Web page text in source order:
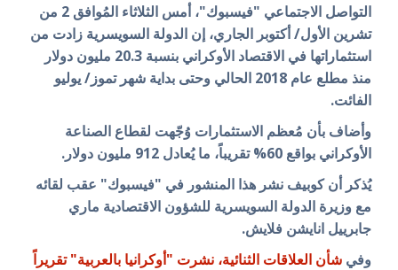
التواصل الاجتماعي "فيسبوك"، أمس الثلاثاء المُوافق 2 من
تشرين الأول/ أكتوبر الجاري، إن الدولة السويسرية زادت من
استثماراتها في الاقتصاد الأوكراني بنسبة 20.3 مليون دولار
منذ مطلع عام 2018 الحالي وحتى بداية شهر تموز/ يوليو
الفائت.
وأضاف بأن مُعظم الاستثمارات وُجّهت لقطاع الصناعة
الأوكراني بواقع 60% تقريباً، ما يُعادل 912 مليون دولار.
يُذكر أن كوبيف نشر هذا المنشور في "فيسبوك" عقب لقائه
مع وزيرة الدولة السويسرية للشؤون الاقتصادية ماري
جابرييل انايشن فلايش.
وفي شأن العلاقات الثنائية، نشرت "أوكرانيا بالعربية" تقريراً